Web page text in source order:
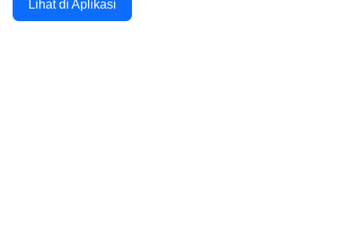
Lihat di Aplikasi